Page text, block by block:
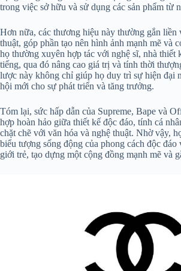
trong việc sở hữu và sử dụng các sản phẩm từ
Hơn nữa, các thương hiệu này thường gắn liền
thuật, góp phần tạo nên hình ảnh mạnh mẽ và
họ thường xuyên hợp tác với nghệ sĩ, nhà thiết
tiếng, qua đó nâng cao giá trị và tính thời
lược này không chỉ giúp họ duy trì sự hiện đại
hội mới cho sự phát triển và tăng trưởng.
Tóm lại, sức hấp dẫn của Supreme, Bape và
hợp hoàn hảo giữa thiết kế độc đáo, tính cá
chặt chẽ với văn hóa và nghệ thuật. Nhờ vậy,
biểu tượng sống động của phong cách độc đáo
giới trẻ, tạo dựng một cộng đồng mạnh mẽ và